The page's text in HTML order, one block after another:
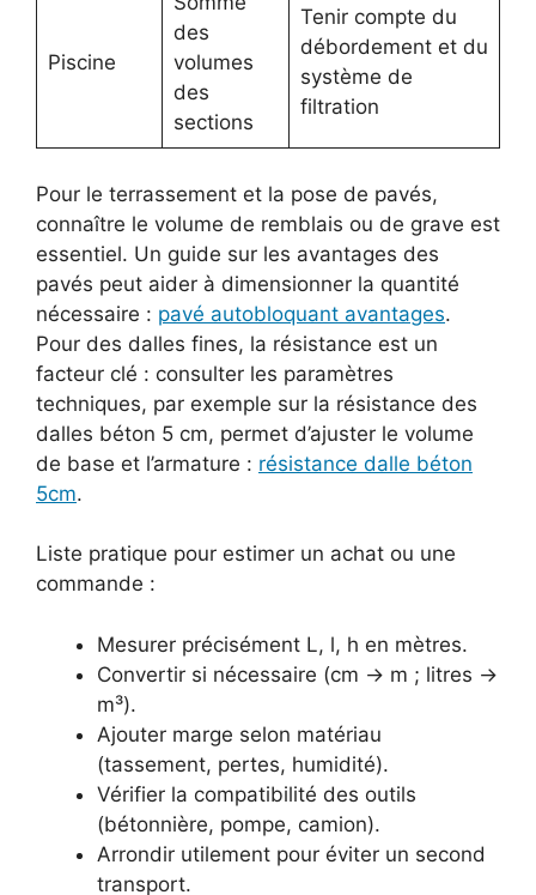
Piscine
des
volumes
des
sections
Tenir compte du
débordement et du
système de
filtration
Pour le terrassement et la pose de pavés,
connaître le volume de remblais ou de grave est
essentiel. Un guide sur les avantages des
pavés peut aider à dimensionner la quantité
nécessaire : pavé autobloquant avantages.
Pour des dalles fines, la résistance est un
facteur clé : consulter les paramètres
techniques, par exemple sur la résistance des
dalles béton 5 cm, permet d’ajuster le volume
de base et l’armature : résistance dalle béton
5cm.
Liste pratique pour estimer un achat ou une
commande :
Mesurer précisément L, l, h en mètres.
Convertir si nécessaire (cm → m ; litres →
m³).
Ajouter marge selon matériau
(tassement, pertes, humidité).
Vérifier la compatibilité des outils
(bétonnière, pompe, camion).
Arrondir utilement pour éviter un second
transport.